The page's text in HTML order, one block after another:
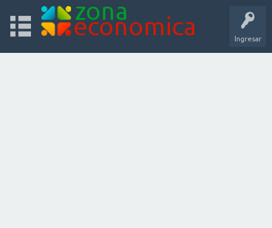
Ingresar